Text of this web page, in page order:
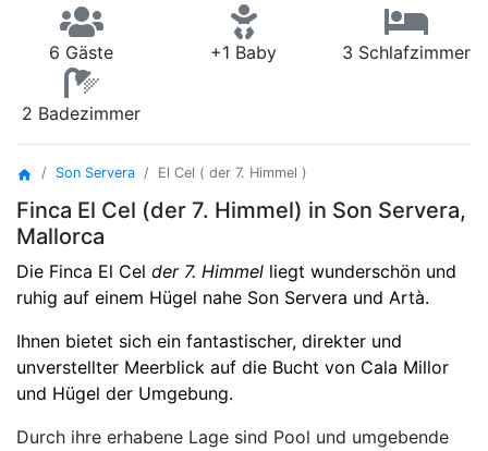
6 Gäste +1 Baby 3 Schlafzimmer
2 Badezimmer
home Son Servera El Cel ( der 7. Himmel )
Finca El Cel (der 7. Himmel) in Son Servera,
Mallorca
Die Finca El Cel der 7. Himmel liegt wunderschön und
ruhig auf einem Hügel nahe Son Servera und Artà.
Ihnen bietet sich ein fantastischer, direkter und
unverstellter Meerblick auf die Bucht von Cala Millor
und Hügel der Umgebung.
Durch ihre erhabene Lage sind Pool und umgebende